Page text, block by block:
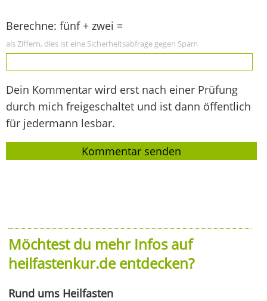
Berechne: fünf + zwei =
als Ziffern, dies ist eine Sicherheitsabfrage gegen Spam
Dein Kommentar wird erst nach einer Prüfung
durch mich freigeschaltet und ist dann öffentlich
für jedermann lesbar.
Möchtest du mehr Infos auf
heilfastenkur.de entdecken?
Rund ums Heilfasten